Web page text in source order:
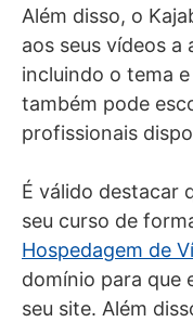
Além disso, o
aos seus vídeos a
incluindo o tema
também pode
profissionais
É válido destacar
seu curso de
Hospedagem de
domínio para que
seu site. Além